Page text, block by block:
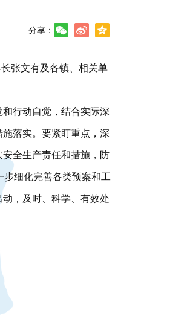
分享：
张文有及各镇、相关单
行动自觉，结合实际深
落实。要紧盯重点，深
全生产责任和措施，防
细化完善各类预案和工
，及时、科学、有效处